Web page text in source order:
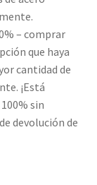
– comprar
que haya
cantidad de
¡Está
sin
devolución de